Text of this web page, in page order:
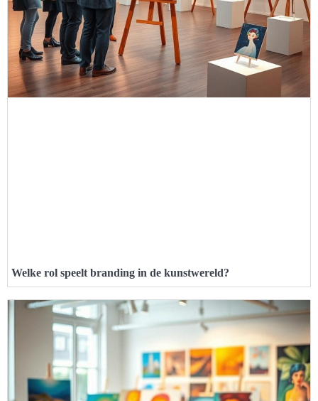
Welke rol speelt branding in de kunstwereld?